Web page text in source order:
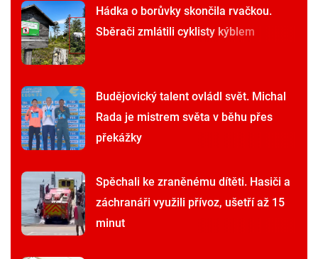
Hádka o borůvky skončila rvačkou.
Sběrači zmlátili cyklisty kýblem
Budějovický talent ovládl svět. Michal
Rada je mistrem světa v běhu přes
překážky
Spěchali ke zraněnému dítěti. Hasiči a
záchranáři využili přívoz, ušetří až 15
minut